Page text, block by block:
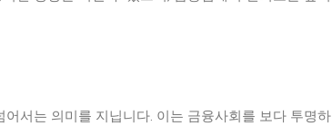
서는 의미를 지닙니다. 이는 금융사회를 보다 투명하